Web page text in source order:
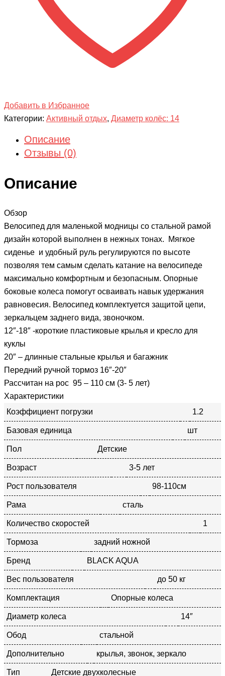
Добавить в Избранное
Категории: Активный отдых, Диаметр колёс: 14
Описание
Отзывы (0)
Описание
Обзор
Велосипед для маленькой модницы со стальной рамой
дизайн которой выполнен в нежных тонах. Мягкое
сиденье и удобный руль регулируются по высоте
позволяя тем самым сделать катание на велосипеде
максимально комфортным и безопасным. Опорные
боковые колеса помогут осваивать навык удержания
равновесия. Велосипед комплектуется защитой цепи,
зеркальцем заднего вида, звоночком.
12″-18″ -короткие пластиковые крылья и кресло для
куклы
20″ – длинные стальные крылья и багажник
Передний ручной тормоз 16″-20″
Рассчитан на рос 95 – 110 см (3- 5 лет)
Характеристики
Коэффициент погрузки
1.2
Базовая единица шт
Пол Детские
Возраст 3-5 лет
Рост пользователя 98-110см
Рама сталь
Количество скоростей 1
Тормоза задний ножной
Бренд BLACK AQUA
Вес пользователя до 50 кг
Комплектация Опорные колеса
Диаметр колеса 14″
Обод стальной
Дополнительно крылья, звонок, зеркало
Тип Детские двухколесные